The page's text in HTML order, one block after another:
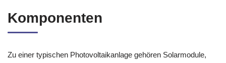
Komponenten
Zu einer typischen Photovoltaikanlage gehören Solarmodule,